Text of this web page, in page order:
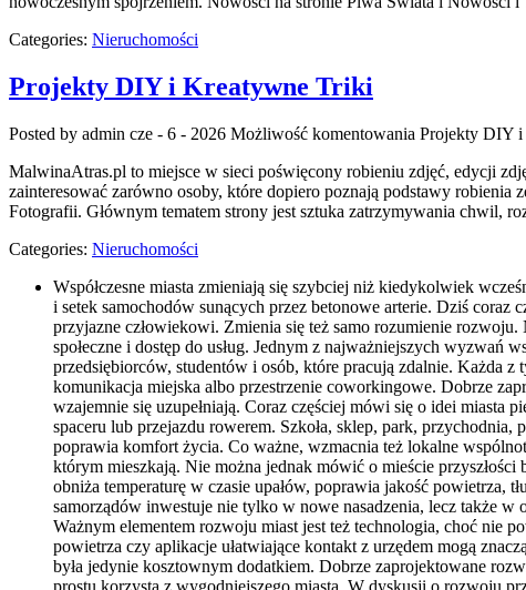
Categories: Nieruchomości
Projekty DIY i Kreatywne Triki
Posted by admin cze - 6 - 2026 Możliwość komentowania Projekty DIY
MalwinaAtras.pl to miejsce w sieci poświęcony robieniu zdjęć, edycji
zainteresować zarówno osoby, które dopiero poznają podstawy
Fotografii. Głównym tematem strony jest sztuka zatrzymywania chwil,
Categories: Nieruchomości
Współczesne miasta zmieniają się szybciej niż kiedykolwiek
i setek samochodów sunących przez betonowe arterie. Dziś
przyjazne człowiekowi. Zmienia się też samo rozumienie
społeczne i dostęp do usług. Jednym z najważniejszych wyzwań
przedsiębiorców, studentów i osób, które pracują zdalnie. Każda
komunikacja miejska albo przestrzenie coworkingowe. Dobrze
wzajemnie się uzupełniają. Coraz częściej mówi się o idei miasta
spaceru lub przejazdu rowerem. Szkoła, sklep, park,
poprawia komfort życia. Co ważne, wzmacnia też lokalne
którym mieszkają. Nie można jednak mówić o mieście
obniża temperaturę w czasie upałów, poprawia jakość powietrza,
samorządów inwestuje nie tylko w nowe nasadzenia, lecz także
Ważnym elementem rozwoju miast jest też technologia, choć nie
powietrza czy aplikacje ułatwiające kontakt z urzędem mogą
była jedynie kosztownym dodatkiem. Dobrze zaprojektowane
prostu korzysta z wygodniejszego miasta. W dyskusji o rozwoju